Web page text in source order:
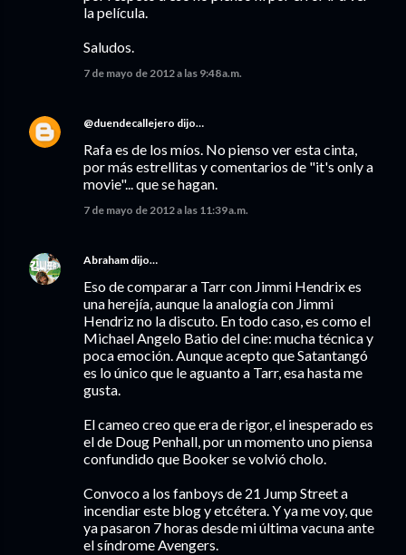
la película.
Saludos.
7 de mayo de 2012 a las 9:48 a.m.
@duendecallejero dijo…
Rafa es de los míos. No pienso ver esta cinta,
por más estrellitas y comentarios de "it's only a
movie"... que se hagan.
7 de mayo de 2012 a las 11:39 a.m.
Abraham dijo…
Eso de comparar a Tarr con Jimmi Hendrix es
una herejía, aunque la analogía con Jimmi
Hendriz no la discuto. En todo caso, es como el
Michael Angelo Batio del cine: mucha técnica y
poca emoción. Aunque acepto que Satantangó
es lo único que le aguanto a Tarr, esa hasta me
gusta.
El cameo creo que era de rigor, el inesperado es
el de Doug Penhall, por un momento uno piensa
confundido que Booker se volvió cholo.
Convoco a los fanboys de 21 Jump Street a
incendiar este blog y etcétera. Y ya me voy, que
ya pasaron 7 horas desde mi última vacuna ante
el síndrome Avengers.